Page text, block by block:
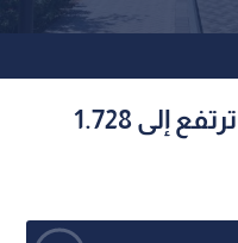
إيرادات "الحكمة للأدوية" ترتفع إلى 1.728